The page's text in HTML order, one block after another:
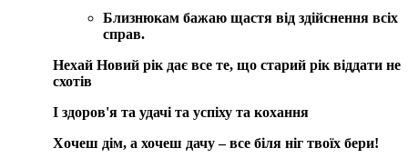
Близнюкам бажаю щастя від здійснення всіх
справ.
Нехай Новий рік дає все те, що старий рік віддати не
схотів
І здоров'я та удачі та успіху та кохання
Хочеш дім, а хочеш дачу – все біля ніг твоїх бери!